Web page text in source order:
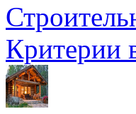
Критерии